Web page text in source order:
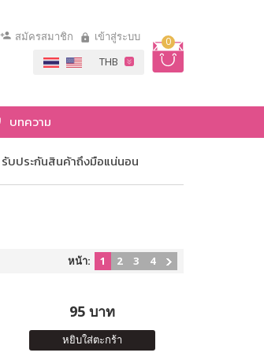
0
สมัครสมาชิก เข้าสู่ระบบ
บทความ
รับประกันสินค้าถึงมือแน่นอน
หน้า: 1 2 3 4
95 บาท
หยิบใส่ตะกร้า